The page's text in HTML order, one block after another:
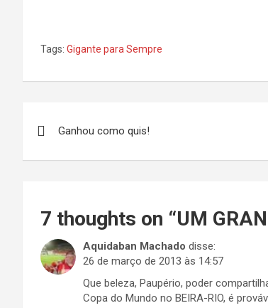
Tags: Gigante para Sempre
de
Ganhou como quis!
7 thoughts on “UM
Aquidaban Machado disse:
26 de março de 2013 às 14:57
Que beleza, Paupério, poder
Copa do Mundo no BEIRA-RIO, é